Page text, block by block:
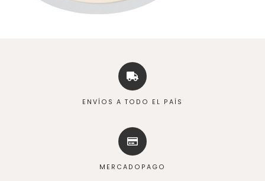
ENVÍOS A TODO EL PAÍS
MERCADOPAGO